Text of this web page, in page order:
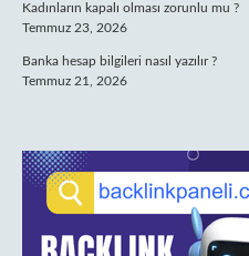
Kadınların kapalı olması zorunlu mu ?
Temmuz 23, 2026
Banka hesap bilgileri nasıl yazılır ?
Temmuz 21, 2026